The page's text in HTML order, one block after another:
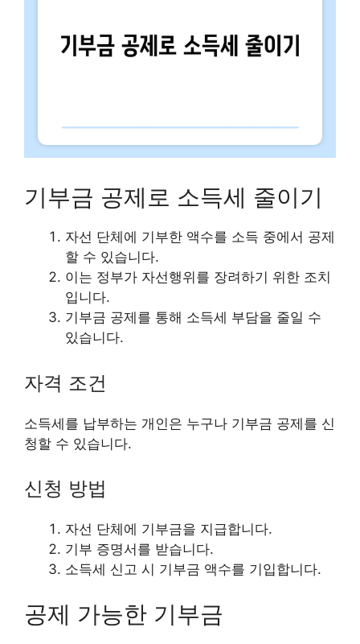
기부금 공제로 소득세 줄이기
자선 단체에 기부한 액수를 소득 중에서 공제
할 수 있습니다.
이는 정부가 자선행위를 장려하기 위한 조치
입니다.
기부금 공제를 통해 소득세 부담을 줄일 수
있습니다.
자격 조건
소득세를 납부하는 개인은 누구나 기부금 공제를 신
청할 수 있습니다.
신청 방법
자선 단체에 기부금을 지급합니다.
기부 증명서를 받습니다.
소득세 신고 시 기부금 액수를 기입합니다.
공제 가능한 기부금